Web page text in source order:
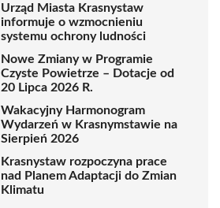
Urząd Miasta Krasnystaw
informuje o wzmocnieniu
systemu ochrony ludności
Nowe Zmiany w Programie
Czyste Powietrze – Dotacje od
20 Lipca 2026 R.
Wakacyjny Harmonogram
Wydarzeń w Krasnymstawie na
Sierpień 2026
Krasnystaw rozpoczyna prace
nad Planem Adaptacji do Zmian
Klimatu